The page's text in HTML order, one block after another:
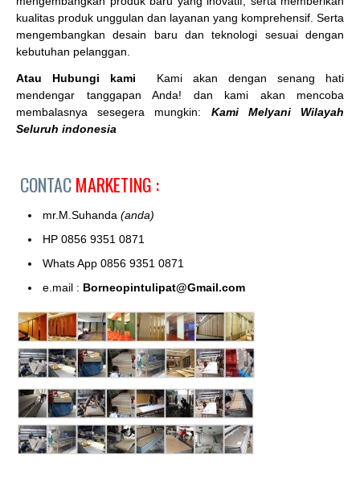
kualitas produk unggulan dan layanan yang komprehensif. Serta
mengembangkan desain baru dan teknologi sesuai dengan
kebutuhan pelanggan.
Atau Hubungi kami
Kami akan dengan senang hati
mendengar tanggapan Anda! dan kami akan mencoba
membalasnya sesegera mungkin: Kami Melyani Wilayah
Seluruh indonesia
CONTACMARKETING :
mr.M.Suhanda (anda)
HP 0856 9351 0871
Whats App 0856 9351 0871
e.mail : Borneopintulipat@Gmail.com